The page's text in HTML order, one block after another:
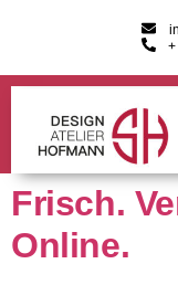
Frisch.
Online.